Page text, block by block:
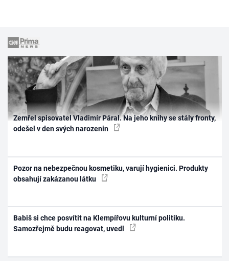
Zemřel spisovatel Vladimír Páral. Na jeho knihy se stály fronty,
odešel v den svých narozenin
Pozor na nebezpečnou kosmetiku, varují hygienici. Produkty
obsahují zakázanou látku
Babiš si chce posvítit na Klempířovu kulturní politiku.
Samozřejmě budu reagovat, uvedl